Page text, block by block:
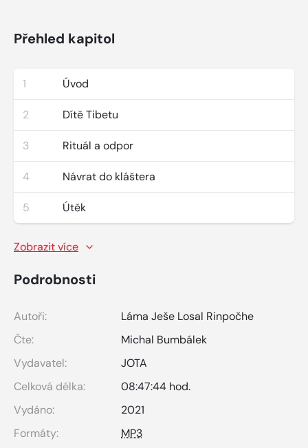
Přehled kapitol
1 Úvod
2 Dítě Tibetu
3 Rituál a odpor
4 Návrat do kláštera
5 Útěk
Zobrazit více
Podrobnosti
Autoři:
Láma Ješe Losal Rinpočhe
Čte:
Michal Bumbálek
Vydavatel:
JOTA
Celková délka:
08:47:44 hod.
Vydáno:
2021
Formáty:
MP3